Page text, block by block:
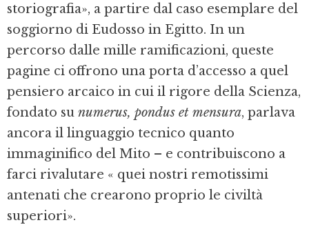
storiografia», a partire dal caso esemplare del
soggiorno di Eudosso in Egitto. In un
percorso dalle mille ramificazioni, queste
pagine ci offrono una porta d’accesso a quel
pensiero arcaico in cui il rigore della Scienza,
fondato su numerus, pondus et mensura, parlava
ancora il linguaggio tecnico quanto
immaginifico del Mito – e contribuiscono a
farci rivalutare « quei nostri remotissimi
antenati che crearono proprio le civiltà
superiori».